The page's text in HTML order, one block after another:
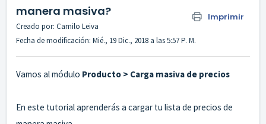
manera masiva?
Imprimir
Creado por: Camilo Leiva
Fecha de modificación: Mié., 19 Dic., 2018 a las 5:57 P. M.
Vamos al módulo Producto > Carga masiva de precios
En este tutorial aprenderás a cargar tu lista de precios de